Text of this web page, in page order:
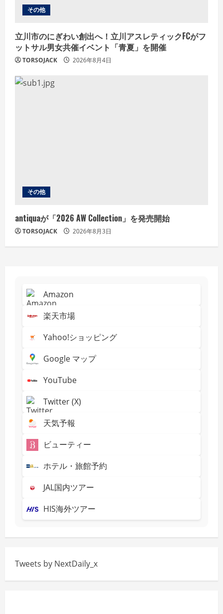
その他
立川市のにぎわい創出へ！立川アスレティックFCがフ
ットサル男女共催イベント「青夏」を開催
TORSOJACK 2026年8月4日
その他
antiquaが「2026 AW Collection」を発売開始
TORSOJACK 2026年8月3日
Amazon
楽天市場
Yahoo!ショッピング
Google マップ
YouTube
Twitter (X)
天気予報
ビューティー
ホテル・旅館予約
JAL国内ツアー
HIS海外ツアー
Tweets by NextDaily_x